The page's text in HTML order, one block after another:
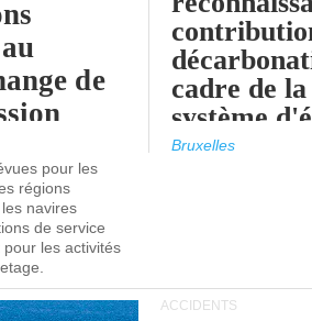
de
pour les
régions
navires
de service
les activités
cadre de
système
quotas
Bruxelles
ACCIDENTS